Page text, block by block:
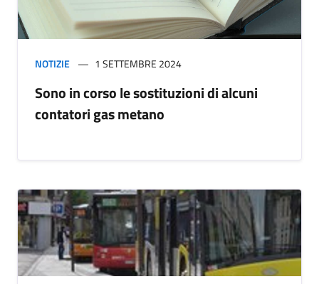
NOTIZIE 1 SETTEMBRE 2024
Sono in corso le sostituzioni di alcuni
contatori gas metano